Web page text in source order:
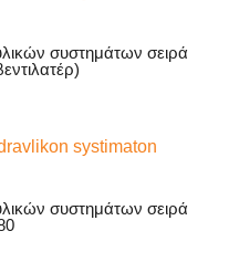
συστημάτων σειρά
συστημάτων σειρά